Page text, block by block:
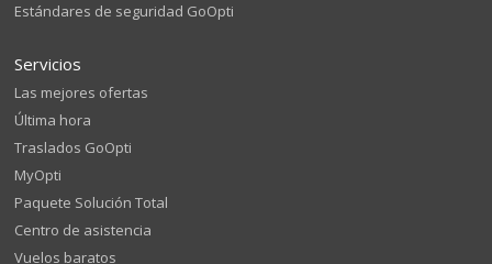
Estándares de seguridad GoOpti
Servicios
Las mejores ofertas
Última hora
Traslados GoOpti
MyOpti
Paquete Solución Total
Centro de asistencia
Vuelos baratos